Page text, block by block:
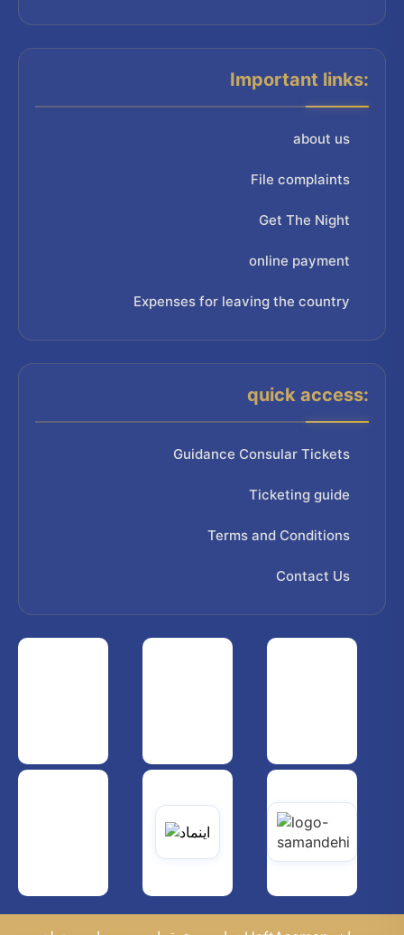
Important links:
about us
File complaints
Get The Night
online payment
Expenses for leaving the country
quick access:
Guidance Consular Tickets
Ticketing guide
Terms and Conditions
Contact Us